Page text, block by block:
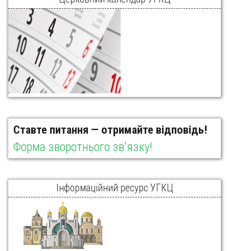
Ставте питання — отримайте відповідь!
Форма зворотнього зв'язку!
Інформаційний ресурс УГКЦ